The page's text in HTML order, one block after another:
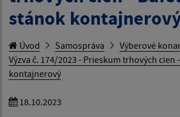
stánok
Úvod Samospráva
Výberové
Výzva č. 174/2023 - Prieskum trhových cien
kontajnerový
18.10.2023